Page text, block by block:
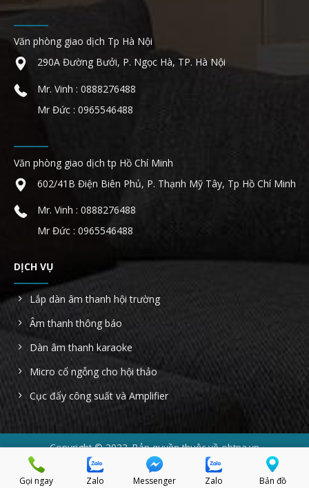
Văn phòng giao dịch Tp Hà Nội
290A Đường Bưởi, P. Ngọc Hà, TP. Hà Nội
Mr. Vinh : 0888276488
Mr Đức : 0965546488
Văn phòng giao dịch tp Hồ Chí Minh
602/41B Điện Biên Phủ, P. Thạnh Mỹ Tây, Tp Hồ Chí Minh
Mr. Vinh : 0888276488
Mr Đức : 0965546488
DỊCH VỤ
Lắp dàn âm thanh hội trường
Âm thanh thông báo
Dàn âm thanh karaoke
Micro cổ ngỗng cho hội thảo
Cục đẩy công suất và Amplifier
Copyright © 2023. Bản quyền thuộc về obtpa.vn
Công ty TNHH AHK Sài Gòn - MST: 0314022854 - Địa chỉ: 602/41B
Điện Biên Phủ, Phường 22, Quận Bình Thạnh, Tp Hồ Chí Minh.
Gọi ngay Zalo Messenger Zalo Bản đồ